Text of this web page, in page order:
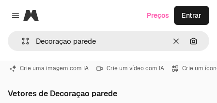
Close menu
Magnific
Limpar
Preços Entrar
Crie uma imagem com IA Crie um vídeo com IA Crie um
Vetores de Decoraçao parede